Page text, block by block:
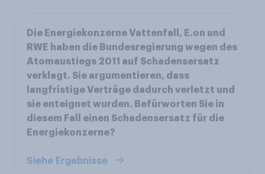
Die Energiekonzerne Vattenfall, E.on und
RWE haben die Bundesregierung wegen des
Atomaustiegs 2011 auf Schadensersatz
verklagt. Sie argumentieren, dass
langfristige Verträge dadurch verletzt und
sie enteignet wurden. Befürworten Sie in
diesem Fall einen Schadensersatz für die
Energiekonzerne?
Siehe Ergebnisse